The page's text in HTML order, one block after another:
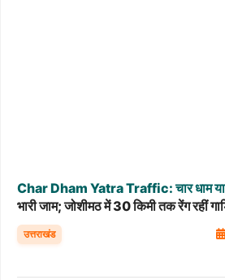
CharDham YatraTraffic: चारधाम
भारी जाम; जोशीमठ में 30 किमी तक रेंग रहीं
उत्तराखंड